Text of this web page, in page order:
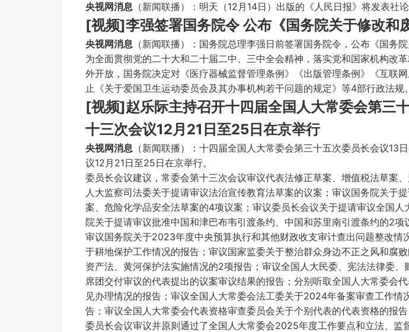
央视网消息 （新闻联播）：明天（12月14日）出版的《人民日报》将发表社
[视频]李强签署国务院令 公布《国务院关于修改和
央视网消息 （新闻联播）：国务院总理李强日前签署国务院令，公布《国务
为全面贯彻党的二十大和二十届二中、三中全会精神，落实党和国家机构改
外开放，国务院决定对《医疗器械监督管理条例》《出版管理条例》《互联
止《关于爱国卫生运动委员会及其办事机构若干问题的规定》等4部行政法规。
[视频]赵乐际主持召开十四届全国人大常委会第三
十三次会议12月21日至25日在京举行
央视网消息 （新闻联播）：十四届全国人大常委会第三十五次委员长会议
议12月21日至25日在京举行。
委员长会议建议，常委会第十三次会议审议代表法修正草案、增值税法草案
人大监察司法委关于提请审议法治宣传教育法草案的议案；审议国务院关于
案、危险化学品安全法草案的4项议案；审议委员长会议关于提请审议全国
院关于提请审议批准中国和津巴布韦引渡条约、中国和苏里南引渡条约的2项
审议国务院关于2023年度中央预算执行和其他财政收支审计查出问题整改
于耕地保护工作情况的报告；审议国家监委关于整治群众身边不正之风和腐
资产法、黄河保护法实施情况的2项报告；审议全国人大民委、宪法法律委
席团交付审议的代表提出的议案审议结果的报告；分别听取全国人大常委会
见办理情况的报告；审议全国人大常委会法工委关于2024年备案审查工作
告；审议全国人大常委会代表资格审查委员会关于个别代表的代表资格的报告
委员长会议审议并原则通过了全国人大常委会2025年度工作要点和立法、